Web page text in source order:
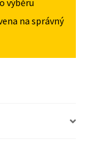
výběru
na správný